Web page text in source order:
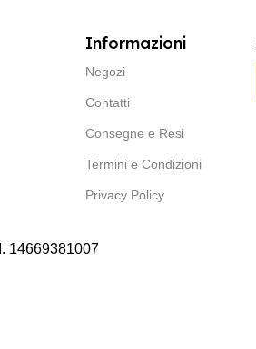
Informazioni
Negozi
Contatti
Consegne e Resi
Termini e Condizioni
Privacy Policy
14669381007